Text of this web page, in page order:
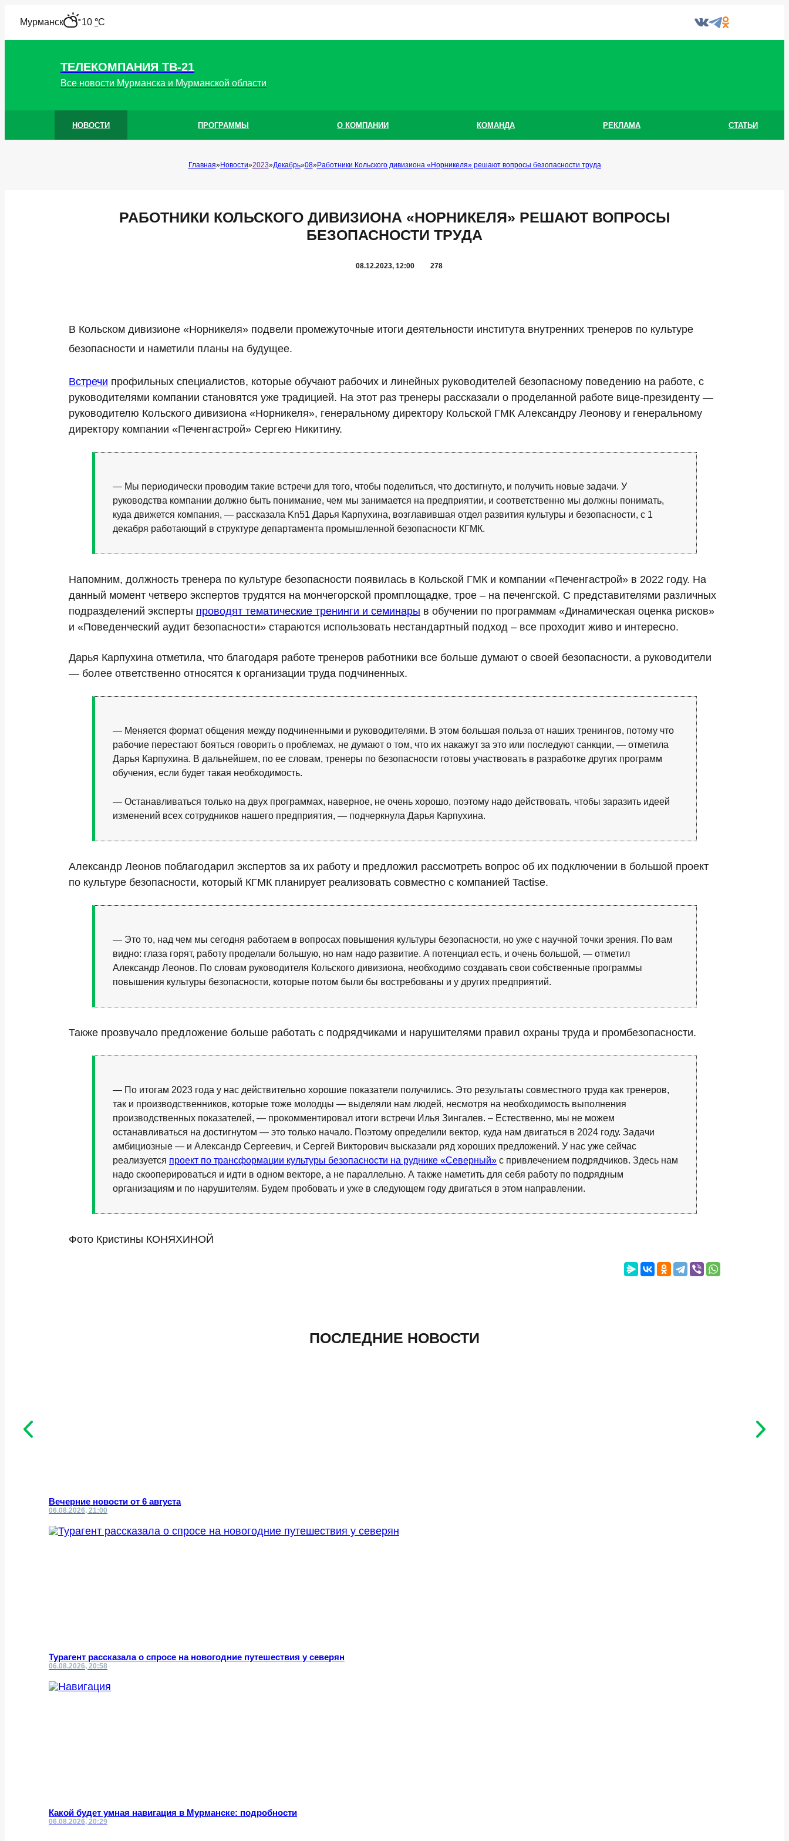
Мурманск"10 °C
ТЕЛЕКОМПАНИЯ ТВ-21
Все новости Мурманска и Мурманской области
НОВОСТИ ПРОГРАММЫ О КОМПАНИИ КОМАНДА РЕКЛАМА СТАТЬИ
Главная Новости 2023 Декабрь 08 Работники Кольского дивизиона «Норникеля» решают вопросы безопасности труда
РАБОТНИКИ КОЛЬСКОГО ДИВИЗИОНА «НОРНИКЕЛЯ» РЕШАЮТ ВОПРОСЫ
БЕЗОПАСНОСТИ ТРУДА
08.12.2023, 12:00 278
В Кольском дивизионе «Норникеля» подвели промежуточные итоги деятельности института внутренних тренеров по культуре
безопасности и наметили планы на будущее.
Встречи профильных специалистов, которые обучают рабочих и линейных руководителей безопасному поведению на работе, с
руководителями компании становятся уже традицией. На этот раз тренеры рассказали о проделанной работе вице-президенту —
руководителю Кольского дивизиона «Норникеля», генеральному директору Кольской ГМК Александру Леонову и генеральному
директору компании «Печенгастрой» Сергею Никитину.
— Мы периодически проводим такие встречи для того, чтобы поделиться, что достигнуто, и получить новые задачи. У
руководства компании должно быть понимание, чем мы занимается на предприятии, и соответственно мы должны понимать,
куда движется компания, — рассказала Kn51 Дарья Карпухина, возглавившая отдел развития культуры и безопасности, с 1
декабря работающий в структуре департамента промышленной безопасности КГМК.
Напомним, должность тренера по культуре безопасности появилась в Кольской ГМК и компании «Печенгастрой» в 2022 году. На
данный момент четверо экспертов трудятся на мончегорской промплощадке, трое – на печенгской. С представителями различных
подразделений эксперты проводят тематические тренинги и семинары в обучении по программам «Динамическая оценка рисков»
и «Поведенческий аудит безопасности» стараются использовать нестандартный подход – все проходит живо и интересно.
Дарья Карпухина отметила, что благодаря работе тренеров работники все больше думают о своей безопасности, а руководители
— более ответственно относятся к организации труда подчиненных.
— Меняется формат общения между подчиненными и руководителями. В этом большая польза от наших тренингов, потому что
рабочие перестают бояться говорить о проблемах, не думают о том, что их накажут за это или последуют санкции, — отметила
Дарья Карпухина. В дальнейшем, по ее словам, тренеры по безопасности готовы участвовать в разработке других программ
обучения, если будет такая необходимость.
— Останавливаться только на двух программах, наверное, не очень хорошо, поэтому надо действовать, чтобы заразить идеей
изменений всех сотрудников нашего предприятия, — подчеркнула Дарья Карпухина.
Александр Леонов поблагодарил экспертов за их работу и предложил рассмотреть вопрос об их подключении в большой проект
по культуре безопасности, который КГМК планирует реализовать совместно с компанией Tactise.
— Это то, над чем мы сегодня работаем в вопросах повышения культуры безопасности, но уже с научной точки зрения. По вам
видно: глаза горят, работу проделали большую, но нам надо развитие. А потенциал есть, и очень большой, — отметил
Александр Леонов. По словам руководителя Кольского дивизиона, необходимо создавать свои собственные программы
повышения культуры безопасности, которые потом были бы востребованы и у других предприятий.
Также прозвучало предложение больше работать с подрядчиками и нарушителями правил охраны труда и промбезопасности.
— По итогам 2023 года у нас действительно хорошие показатели получились. Это результаты совместного труда как тренеров,
так и производственников, которые тоже молодцы — выделяли нам людей, несмотря на необходимость выполнения
производственных показателей, — прокомментировал итоги встречи Илья Зингалев. – Естественно, мы не можем
останавливаться на достигнутом — это только начало. Поэтому определили вектор, куда нам двигаться в 2024 году. Задачи
амбициозные — и Александр Сергеевич, и Сергей Викторович высказали ряд хороших предложений. У нас уже сейчас
реализуется проект по трансформации культуры безопасности на руднике «Северный» с привлечением подрядчиков. Здесь нам
надо скооперироваться и идти в одном векторе, а не параллельно. А также наметить для себя работу по подрядным
организациям и по нарушителям. Будем пробовать и уже в следующем году двигаться в этом направлении.
Фото Кристины КОНЯХИНОЙ
ПОСЛЕДНИЕ НОВОСТИ
Вечерние новости от 6 августа
06.08.2026, 21:00
Турагент рассказала о спросе на новогодние путешествия у северян
06.08.2026, 20:58
Какой будет умная навигация в Мурманске: подробности
06.08.2026, 20:29